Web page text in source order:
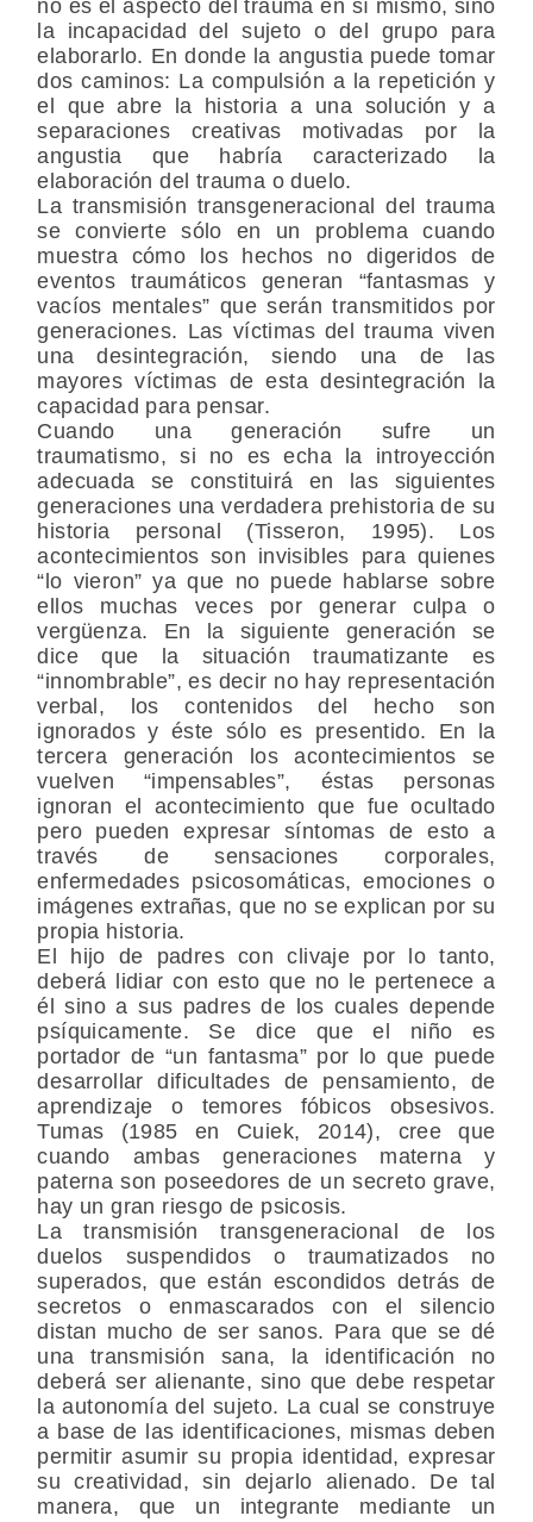
no es el aspecto del trauma en sí mismo, sino
la incapacidad del sujeto o del grupo para
elaborarlo. En donde la angustia puede tomar
dos caminos: La compulsión a la repetición y
el que abre la historia a una solución y a
separaciones creativas motivadas por la
angustia que habría caracterizado la
elaboración del trauma o duelo.
La transmisión transgeneracional del trauma
se convierte sólo en un problema cuando
muestra cómo los hechos no digeridos de
eventos traumáticos generan “fantasmas y
vacíos mentales” que serán transmitidos por
generaciones. Las víctimas del trauma viven
una desintegración, siendo una de las
mayores víctimas de esta desintegración la
capacidad para pensar.
Cuando una generación sufre un
traumatismo, si no es echa la introyección
adecuada se constituirá en las siguientes
generaciones una verdadera prehistoria de su
historia personal (Tisseron, 1995). Los
acontecimientos son invisibles para quienes
“lo vieron” ya que no puede hablarse sobre
ellos muchas veces por generar culpa o
vergüenza. En la siguiente generación se
dice que la situación traumatizante es
“innombrable”, es decir no hay representación
verbal, los contenidos del hecho son
ignorados y éste sólo es presentido. En la
tercera generación los acontecimientos se
vuelven “impensables”, éstas personas
ignoran el acontecimiento que fue ocultado
pero pueden expresar síntomas de esto a
través de sensaciones corporales,
enfermedades psicosomáticas, emociones o
imágenes extrañas, que no se explican por su
propia historia.
El hijo de padres con clivaje por lo tanto,
deberá lidiar con esto que no le pertenece a
él sino a sus padres de los cuales depende
psíquicamente. Se dice que el niño es
portador de “un fantasma” por lo que puede
desarrollar dificultades de pensamiento, de
aprendizaje o temores fóbicos obsesivos.
Tumas (1985 en Cuiek, 2014), cree que
cuando ambas generaciones materna y
paterna son poseedores de un secreto grave,
hay un gran riesgo de psicosis.
La transmisión transgeneracional de los
duelos suspendidos o traumatizados no
superados, que están escondidos detrás de
secretos o enmascarados con el silencio
distan mucho de ser sanos. Para que se dé
una transmisión sana, la identificación no
deberá ser alienante, sino que debe respetar
la autonomía del sujeto. La cual se construye
a base de las identificaciones, mismas deben
permitir asumir su propia identidad, expresar
su creatividad, sin dejarlo alienado. De tal
manera, que un integrante mediante un